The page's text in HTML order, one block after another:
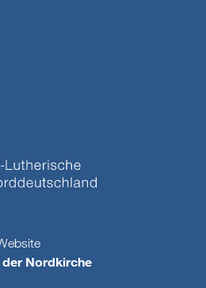
Nordkirche